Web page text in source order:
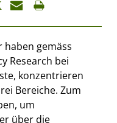
haben gemäss
Research bei
konzentrieren
Bereiche. Zum
um
über die